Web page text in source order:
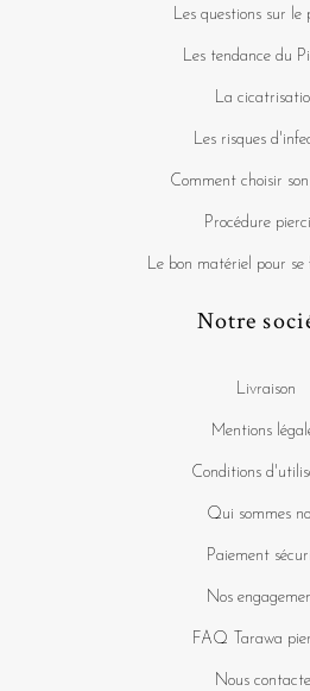
Les questions sur le
Les tendance du
La
Les risques
Comment choisir
Procédure
Le bon matériel pour se
Notre
Livraison
Mentions
Conditions
Qui sommes
Paiement
Nos
FAQ Tarawa
Nous